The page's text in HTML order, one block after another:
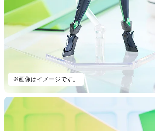
※画像はイメージです。